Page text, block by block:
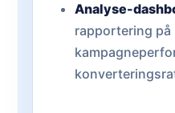
Analyse-
rapportering på